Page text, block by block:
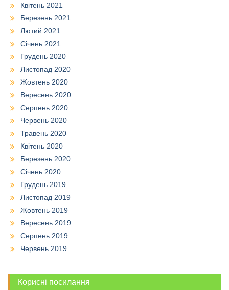
Квітень 2021
Березень 2021
Лютий 2021
Січень 2021
Грудень 2020
Листопад 2020
Жовтень 2020
Вересень 2020
Серпень 2020
Червень 2020
Травень 2020
Квітень 2020
Березень 2020
Січень 2020
Грудень 2019
Листопад 2019
Жовтень 2019
Вересень 2019
Серпень 2019
Червень 2019
Корисні посилання